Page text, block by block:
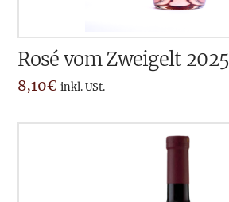
Rosé vom Zweigelt 2025
8,10€ inkl. USt.